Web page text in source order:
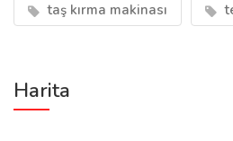
taş kırma makinası
Harita